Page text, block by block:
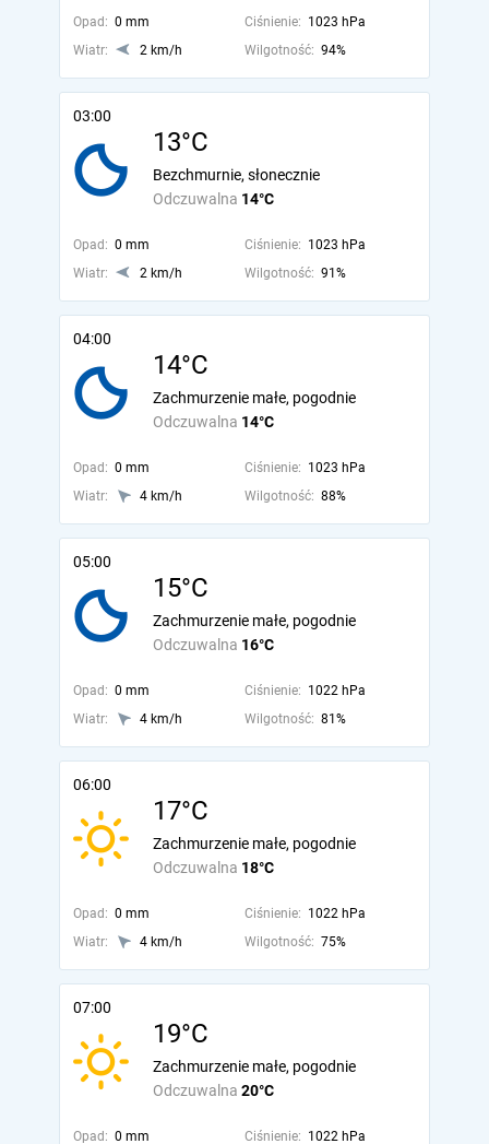
Opad: 0 mm Ciśnienie: 1023 hPa
Wiatr:
2 km/h Wilgotność: 94%
03:00
13°C
Odczuwalna 14°C
Bezchmurnie, słonecznie
Opad: 0 mm Ciśnienie: 1023 hPa
Wiatr:
2 km/h Wilgotność: 91%
04:00
14°C
Odczuwalna 14°C
Zachmurzenie małe, pogodnie
Opad: 0 mm Ciśnienie: 1023 hPa
Wiatr:
4 km/h Wilgotność: 88%
05:00
15°C
Odczuwalna 16°C
Zachmurzenie małe, pogodnie
Opad: 0 mm Ciśnienie: 1022 hPa
Wiatr:
4 km/h Wilgotność: 81%
06:00
17°C
Odczuwalna 18°C
Zachmurzenie małe, pogodnie
Opad: 0 mm Ciśnienie: 1022 hPa
Wiatr:
4 km/h Wilgotność: 75%
07:00
19°C
Odczuwalna 20°C
Zachmurzenie małe, pogodnie
Opad: 0 mm Ciśnienie: 1022 hPa